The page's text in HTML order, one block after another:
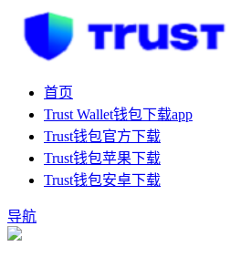
首页
Trust Wallet钱包下载app
Trust钱包官方下载
Trust钱包苹果下载
Trust钱包安卓下载
导航